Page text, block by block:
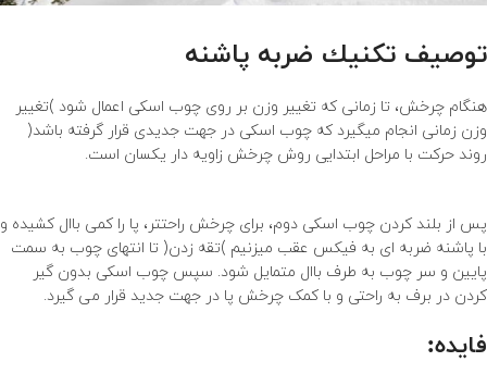
توصیف تکنیك ضربه پاشنه
هنگام چرخش، تا زمانی که تغییر وزن بر روی چوب اسکی اعمال شود )تغییر
وزن زمانی انجام میگیرد که چوب اسکی در جهت جدیدی قرار گرفته باشد(
روند حرکت با مراحل ابتدایی روش چرخش زاویه دار یکسان است.
پس از بلند کردن چوب اسکی دوم، برای چرخش راحتتر، پا را کمی باال کشیده و
با پاشنه ضربه ای به فیکس عقب میزنیم )تقه زدن( تا انتهای چوب به سمت
پایین و سر چوب به طرف باال متمایل شود. سپس چوب اسکی بدون گیر
کردن در برف به راحتی و با کمک چرخش پا در جهت جدید قرار می گیرد.
فایده: